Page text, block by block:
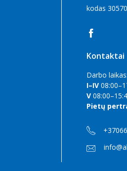
kodas
Kontaktai
Darbo laikas:
I–IV
V
Pietų